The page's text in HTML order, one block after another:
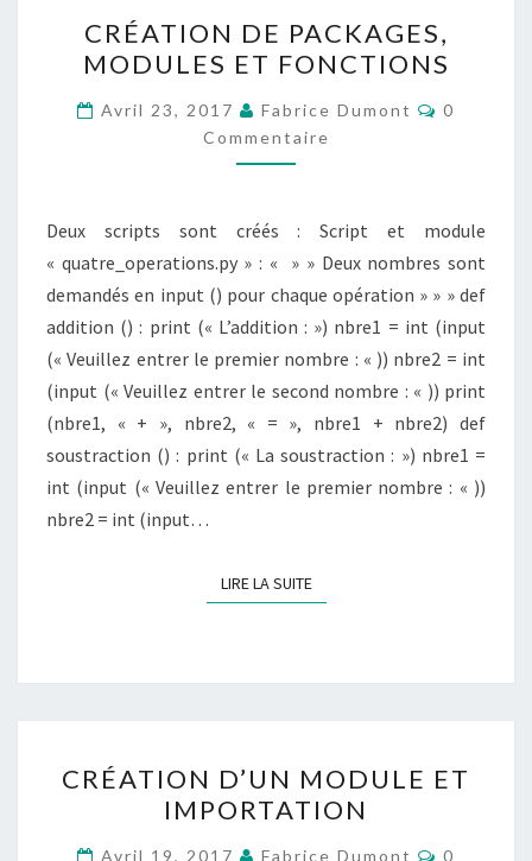
DE
PACKAGES,
MODULES
ET
FONCTIONS
CRÉATION DE PACKAGES,
MODULES ET FONCTIONS
Avril 23, 2017 Fabrice Dumont
0
Commentaire
Deux scripts sont créés : Script et module
« quatre_operations.py » : « » » Deux nombres sont
demandés en input () pour chaque opération » » » def
addition () : print (« L’addition : ») nbre1 = int (input
(« Veuillez entrer le premier nombre : « )) nbre2 = int
(input (« Veuillez entrer le second nombre : « )) print
(nbre1, « + », nbre2, « = », nbre1 + nbre2) def
soustraction () : print (« La soustraction : ») nbre1 =
int (input (« Veuillez entrer le premier nombre : « ))
nbre2 = int (input…
LIRE LA SUITELIRE LA SUITE
D’UN
MODULE
ET
CRÉATION D’UN MODULE ET
IMPORTATION
Avril 19, 2017 Fabrice Dumont 0